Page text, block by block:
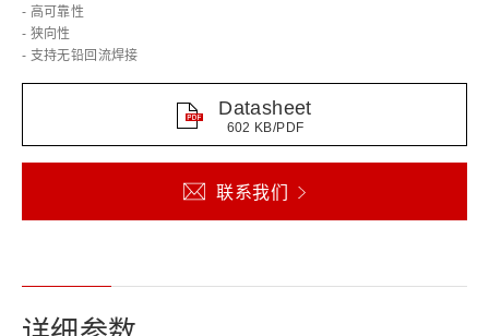
联系我们
- 高可靠性
- 狭向性
- 支持无铅回流焊接
Datasheet
602 KB/PDF